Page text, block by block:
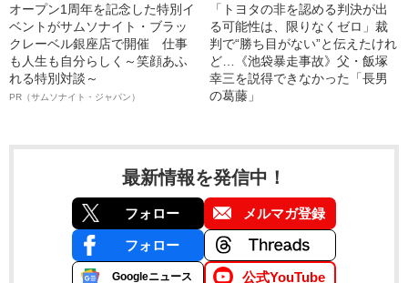
オープン1周年を記念した特別イ
ベントがサムソナイト・ブラッ
クレーベル銀座店で開催 仕事
も人生も自分らしく～笑顔あふ
れる特別対談～
PR（サムソナイト・ジャパン）
「トヨタの非を認める判決が出
る可能性は、限りなくゼロ」裁
判で“勝ち目がない”と伝えたけれ
ど…《池袋暴走事故》父・飯塚
幸三を説得できなかった「長男
の葛藤」
最新情報を発信中！
フォロー メルマガ登録
フォロー
Googleニュース 公式YouTube